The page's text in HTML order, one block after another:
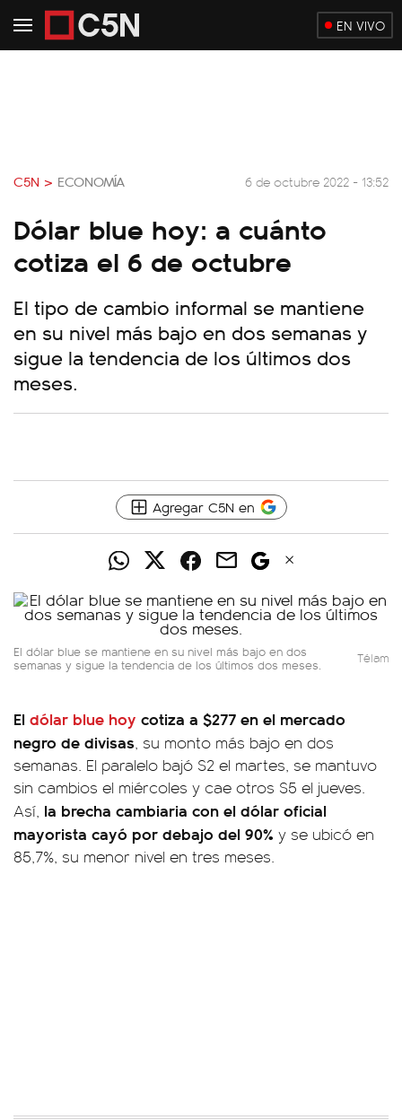
EN VIVO
C5N > ECONOMÍA 6 de octubre 2022 - 13:52
Dólar blue hoy: a cuánto
cotiza el 6 de octubre
El tipo de cambio informal se mantiene
en su nivel más bajo en dos semanas y
sigue la tendencia de los últimos dos
meses.
Agregar C5N en
El dólar blue se mantiene en su nivel más bajo en dos
semanas y sigue la tendencia de los últimos dos meses. Télam
El dólar blue hoy cotiza a $277 en el mercado
negro de divisas, su monto más bajo en dos
semanas. El paralelo bajó $2 el martes, se mantuvo
sin cambios el miércoles y cae otros $5 el jueves.
Así, la brecha cambiaria con el dólar oficial
mayorista cayó por debajo del 90% y se ubicó en
85,7%, su menor nivel en tres meses.